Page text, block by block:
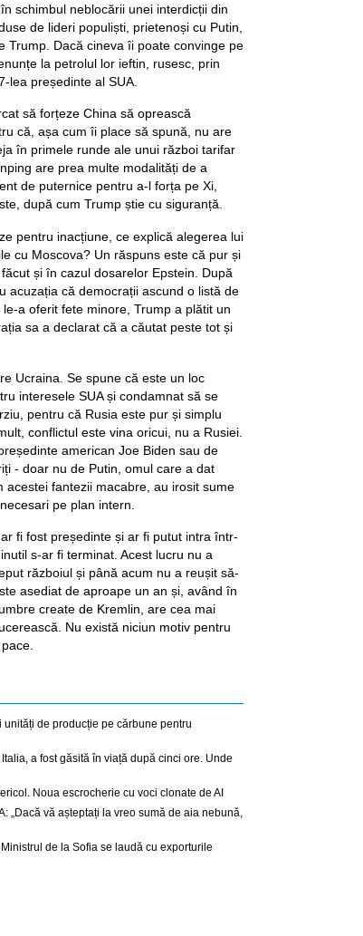
schimbul neblocării unei interdicții din
de lideri populiști, prietenoși cu Putin,
Trump. Dacă cineva îi poate convinge pe
la petrolul lor ieftin, rusesc, prin
lea președinte al SUA.
să forțeze China să oprească
că, așa cum îi place să spună, nu are
în primele runde ale unui război tarifar
are prea multe modalități de a
de puternice pentru a-l forța pe Xi,
după cum Trump știe cu siguranță.
pentru inacțiune, ce explică alegerea lui
cu Moscova? Un răspuns este că pur și
și în cazul dosarelor Epstein. După
acuzația că democrații ascund o listă de
a oferit fete minore, Trump a plătit un
sa a declarat că a căutat peste tot și
Ucraina. Se spune că este un loc
interesele SUA și condamnat să se
pentru că Rusia este pur și simplu
conflictul este vina oricui, nu a Rusiei.
american Joe Biden sau de
- doar nu de Putin, omul care a dat
acestei fantezii macabre, au irosit sume
pe plan intern.
fi fost președinte și ar fi putut intra într-
s-ar fi terminat. Acest lucru nu a
războiul și până acum nu a reușit să-
asediat de aproape un an și, având în
create de Kremlin, are cea mai
Nu există niciun motiv pentru
de producție pe cărbune pentru
a fost găsită în viață după cinci ore. Unde
Noua escrocherie cu voci clonate de AI
„Dacă vă așteptați la vreo sumă de aia nebună,
de la Sofia se laudă cu exporturile